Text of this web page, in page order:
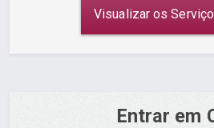
Visualizar os
Entrar em